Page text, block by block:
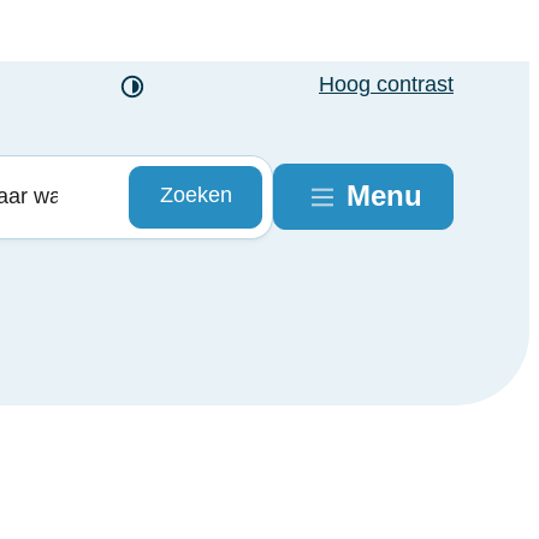
Zoeken
Hoog contrast
Menu